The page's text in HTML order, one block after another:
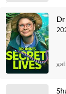
Dr